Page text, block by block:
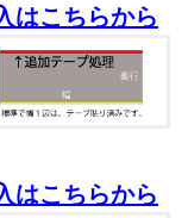
はこちらから
はこちらから